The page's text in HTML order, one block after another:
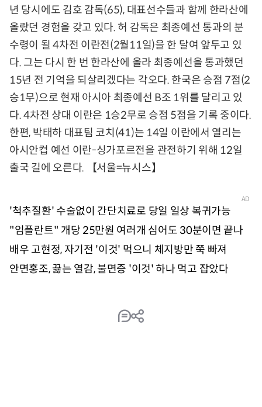
년 당시에도 김호 감독(65), 대표선수들과 함께 한라산에
올랐던 경험을 갖고 있다. 허 감독은 최종예선 통과의 분
수령이 될 4차전 이란전(2월11일)을 한 달여 앞두고 있
다. 그는 다시 한 번 한라산에 올라 최종예선을 통과했던
15년 전 기억을 되살리겠다는 각오다. 한국은 승점 7점(2
승1무)으로 현재 아시아 최종예선 B조 1위를 달리고 있
다. 4차전 상대 이란은 1승2무로 승점 5점을 기록 중이다.
한편, 박태하 대표팀 코치(41)는 14일 이란에서 열리는
아시안컵 예선 이란-싱가포르전을 관전하기 위해 12일
출국 길에 오른다. 【서울=뉴시스】